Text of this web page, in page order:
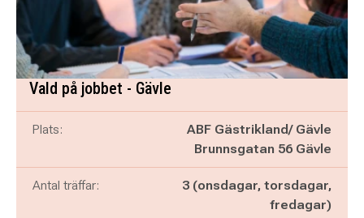
Vald på jobbet - Gävle
Plats:
ABF Gästrikland/ Gävle
Brunnsgatan 56 Gävle
Antal träffar:
3 (onsdagar, torsdagar,
fredagar)